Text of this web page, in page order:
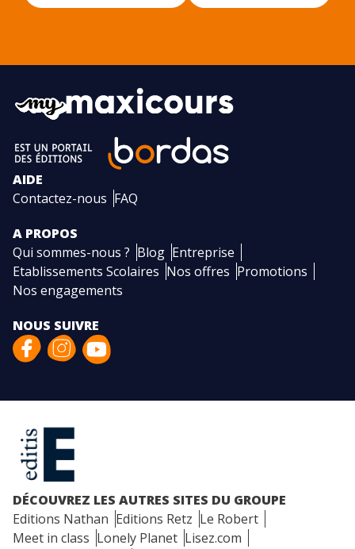
AIDE
Contactez-nous FAQ
A PROPOS
Qui sommes-nous ? Blog Entreprise
Etablissements Scolaires Nos offres Promotions
Nos engagements
NOUS SUIVRE
DÉCOUVREZ LES AUTRES SITES DU GROUPE
Editions Nathan Editions Retz Le Robert
Meet in class Lonely Planet Lisez.com